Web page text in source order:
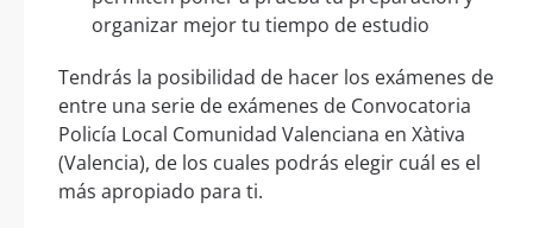
organizar mejor tu tiempo de estudio
Tendrás la posibilidad de hacer los exámenes de
entre una serie de exámenes de Convocatoria
Policía Local Comunidad Valenciana en Xàtiva
(Valencia), de los cuales podrás elegir cuál es el
más apropiado para ti.